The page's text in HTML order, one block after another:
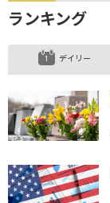
ランキング
デイリー